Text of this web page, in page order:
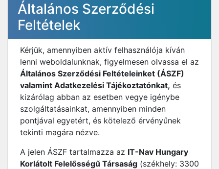
Általános Szerződési
Feltételek
Kérjük, amennyiben aktív felhasználója kíván
lenni weboldalunknak, figyelmesen olvassa el az
Általános Szerződési Feltételeinket (ÁSZF)
valamint Adatkezelési Tájékoztatónkat, és
kizárólag abban az esetben vegye igénybe
szolgáltatásainkat, amennyiben minden
pontjával egyetért, és kötelező érvényűnek
tekinti magára nézve.
A jelen ÁSZF tartalmazza az IT-Nav Hungary
Korlátolt Felelősségű Társaság (székhely: 3300